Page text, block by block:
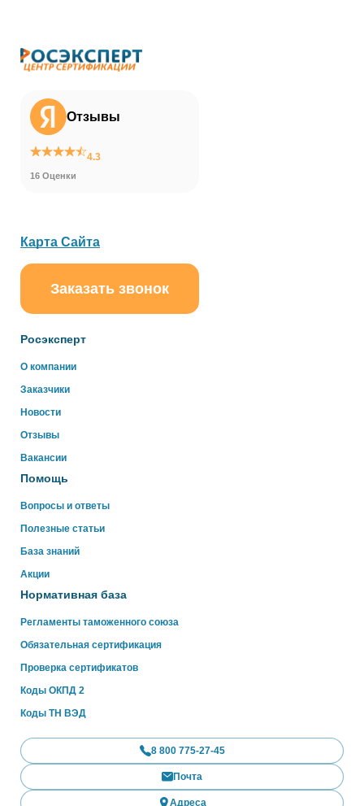
Отзывы
4.3
16 Оценки
Росэксперт
О компании
Заказчики
Новости
Отзывы
Вакансии
Помощь
Вопросы и ответы
Полезные статьи
База знаний
Акции
Нормативная база
Регламенты таможенного союза
Обязательная сертификация
Проверка сертификатов
Коды ОКПД 2
Коды ТН ВЭД
Карта Сайта
Заказать звонок
8 800 775-27-45
Почта
Адреса
online
Здравствуйте!
Свяжитесь с нами через WhatsApp нажав на кнопку